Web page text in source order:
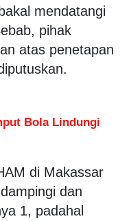
mendatangi
pihak
atas penetapan
Bola Lindungi
di Makassar
dan
1, padahal